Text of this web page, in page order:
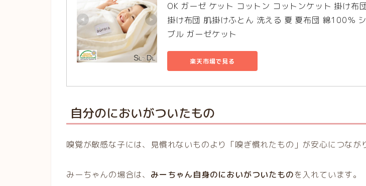
OK ガーゼ ケット コットン コットンケット 掛け布
掛け布団 肌掛けふとん 洗える 夏 夏布団 綿100％
ブル ガーゼケット
楽天市場で見る
自分のにおいがついたもの
嗅覚が敏感な子には、見慣れないものより「嗅ぎ慣れたもの」が安心につなが
みーちゃんの場合は、 みーちゃん自身のにおいがついたものを入れています。